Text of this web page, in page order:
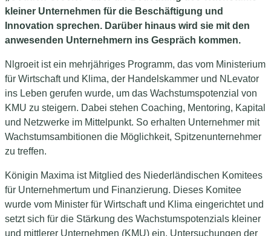
kleiner Unternehmen für die Beschäftigung und
Innovation sprechen. Darüber hinaus wird sie mit den
anwesenden Unternehmern ins Gespräch kommen.
Nlgroeit ist ein mehrjähriges Programm, das vom Ministerium
für Wirtschaft und Klima, der Handelskammer und NLevator
ins Leben gerufen wurde, um das Wachstumspotenzial von
KMU zu steigern. Dabei stehen Coaching, Mentoring, Kapital
und Netzwerke im Mittelpunkt. So erhalten Unternehmer mit
Wachstumsambitionen die Möglichkeit, Spitzenunternehmer
zu treffen.
Königin Maxima ist Mitglied des Niederländischen Komitees
für Unternehmertum und Finanzierung. Dieses Komitee
wurde vom Minister für Wirtschaft und Klima eingerichtet und
setzt sich für die Stärkung des Wachstumspotenzials kleiner
und mittlerer Unternehmen (KMU) ein. Untersuchungen der